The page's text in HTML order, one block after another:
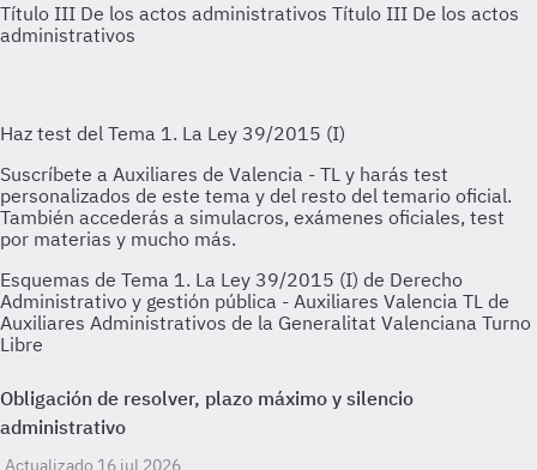
Título III De los actos administrativos Título III De los actos
administrativos
Esquemas de Tema 1. La Ley 39/2015 (I) de Derecho
Administrativo y gestión pública - Auxiliares Valencia TL de
Auxiliares Administrativos de la Generalitat Valenciana Turno
Libre
Obligación de resolver, plazo máximo y silencio
administrativo
Actualizado 16 jul 2026